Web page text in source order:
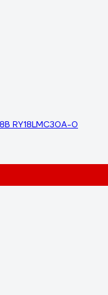
RY18LMC30A-0